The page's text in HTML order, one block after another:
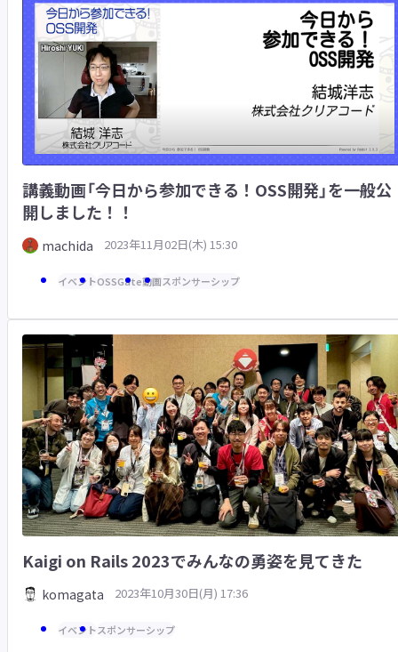
講義動画「今日から参加できる！OSS開発」を一般公
開しました！！
machida 2023年11月02日(木) 15:30
イベントOSSGate動画スポンサーシップ
Kaigi on Rails 2023でみんなの勇姿を見てきた
komagata 2023年10月30日(月) 17:36
イベントスポンサーシップ